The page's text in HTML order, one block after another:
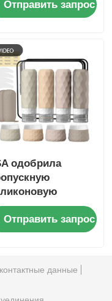
для
с
для
Отправить запрос
одобрила
для
с
дизайном
Отправить запрос
контактные данные